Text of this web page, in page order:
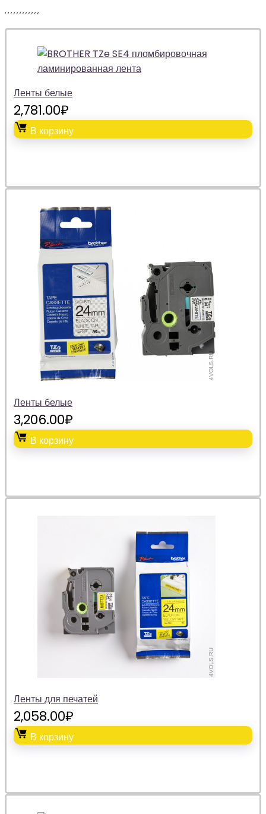
,,,,,,,,,,,,
Ленты белые
2,781.00₽
В корзину
Ленты белые
3,206.00₽
В корзину
Ленты для печатей
2,058.00₽
В корзину